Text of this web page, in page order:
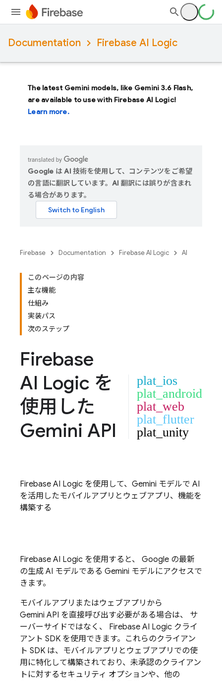
Documentation Firebase AI Logic
The latest Gemini models, like Gemini 3.6 Flash,
are available to use with Firebase AI Logic!
Learn more.
Google は AI 技術を使用して、コンテンツをご希望
の言語に翻訳しています。AI 翻訳には誤りが含まれ
る場合があります。
Firebase Documentation Firebase AI Logic AI
このページの内容
主な機能
仕組み
実装パス
次のステップ
Firebase
AI Logic を
使用した
Gemini API
plat_ios
plat_android
plat_web
plat_flutter
plat_unity
Firebase AI Logic を使用して、 Gemini モデルで AI
を活用したモバイルアプリとウェブアプリ、機能を
構築する
Firebase AI Logic を使用すると、 Google の最新
の生成 AI モデルである Gemini モデルにアクセスで
きます。
モバイルアプリまたはウェブアプリから
Gemini API を直接呼び出す必要がある場合は、 サ
ーバーサイドではなく、 Firebase AI Logic クライ
アント SDK を使用できます。これらのクライアン
ト SDK は、モバイルアプリとウェブアプリでの使
用に特化して構築されており、未承認のクライアン
トに対するセキュリティ オプションや、他の